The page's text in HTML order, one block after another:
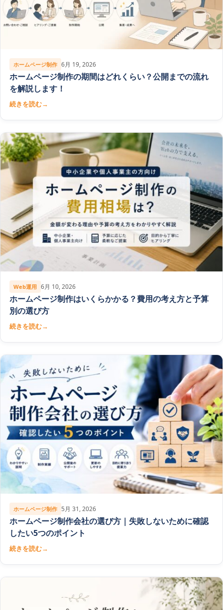
ホームページ制作 6月 19, 2026
ホームページ制作の期間はどれくらい？公開までの流れ
を解説します！
続きを読む→
Web運用 6月 10, 2026
ホームページ制作はいくらかかる？費用の考え方と予算
別の選び方
続きを読む→
ホームページ制作 5月 31, 2026
ホームページ制作会社の選び方｜失敗しないために確認
したい5つのポイント
続きを読む→